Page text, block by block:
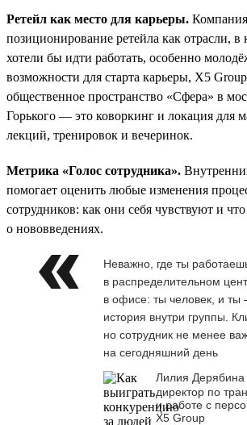
Ретейл как место для карьеры. Компания
позиционирование ретейла как отрасли,
хотели бы идти работать, особенно
возможности для старта карьеры, X5
общественное пространство «Сфера» в
Горького — это коворкинг и локация для
лекций, тренировок и вечеринок.
Метрика «Голос сотрудника».
помогает оценить любые изменения
сотрудников: как они себя чувствуют и
о нововведениях.
Неважно, где ты
в распределительном
в офисе: ты человек, и ты
история внутри группы.
но сотрудник не менее
на сегодняшний день
Лилия Дерябина
директор по
и работе с
Х5 Group